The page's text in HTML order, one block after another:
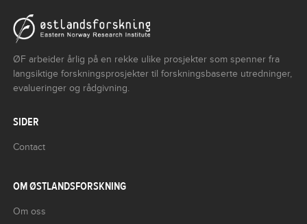
ØF arbeider årlig på en rekke ulike prosjekter som spenner fra
langsiktige forskningsprosjekter til forskningsbaserte utredninger,
evalueringer og rådgivning.
SIDER
Contact
OM ØSTLANDSFORSKNING
Om oss